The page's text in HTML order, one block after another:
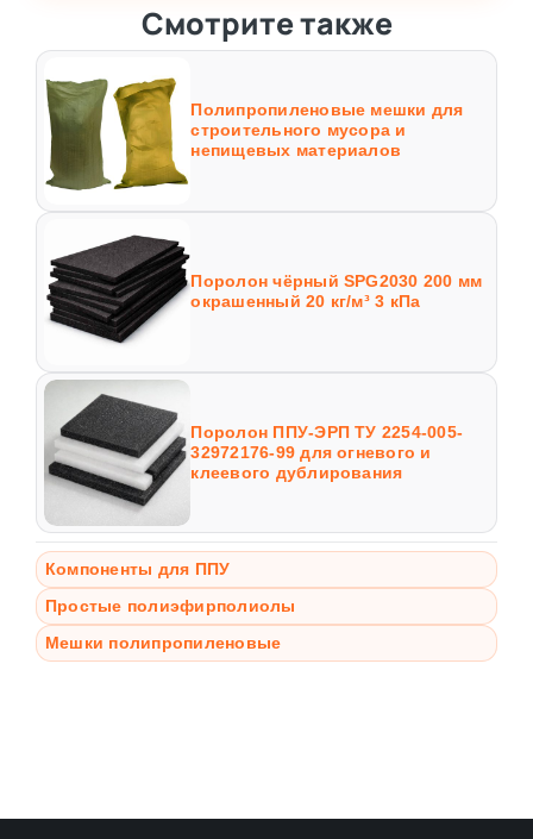
Смотрите также
Полипропиленовые мешки для
строительного мусора и
непищевых материалов
Поролон чёрный SPG2030 200 мм
окрашенный 20 кг/м³ 3 кПа
Поролон ППУ-ЭРП ТУ 2254-005-
32972176-99 для огневого и
клеевого дублирования
Компоненты для ППУ
Простые полиэфирполиолы
Мешки полипропиленовые